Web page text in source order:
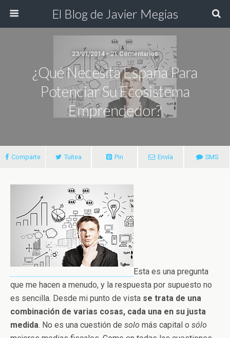
El Blog de Javier Megias
23/01/2014 • 21 Comentarios
¿Qué Necesita España Para
Potenciar Su Ecosistema
Emprendedor?
Comparte Tuitea Pin Envía SMS
Esta es una pregunta
que me hacen a menudo, y la respuesta por supuesto no
es sencilla. Desde mi punto de vista se trata de una
combinación de varias cosas, cada una en su justa
medida. No es una cuestión de solo más capital o sólo